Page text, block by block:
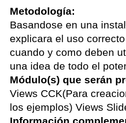
Metodología:
Basandose en una
explicara el uso
cuando y como deben
una idea de todo el
Módulo(s) que serán
Views CCK(Para
los ejemplos) Views
Información